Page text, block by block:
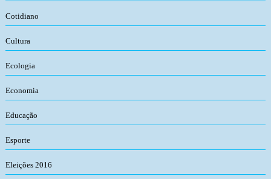
Cotidiano
Cultura
Ecologia
Economia
Educação
Esporte
Eleições 2016